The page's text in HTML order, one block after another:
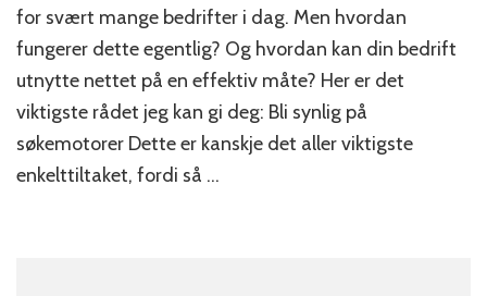
flere
på
nett?
for svært mange bedrifter i dag. Men hvordan
fungerer dette egentlig? Og hvordan kan din bedrift
utnytte nettet på en effektiv måte? Her er det
viktigste rådet jeg kan gi deg: Bli synlig på
søkemotorer Dette er kanskje det aller viktigste
enkelttiltaket, fordi så …